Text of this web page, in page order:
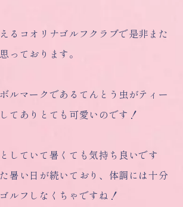
るコオリナゴルフクラブで是非また
っております。
ルマークであるてんとう虫がティー
てありとても可愛いのです！
していて暑くても気持ち良いです
暑い日が続いており、体調には十分
ルフしなくちゃですね！